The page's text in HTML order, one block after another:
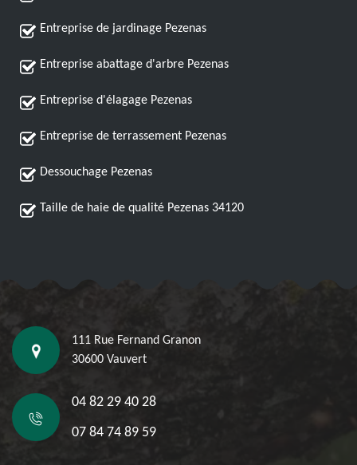
Entreprise de jardinage Pezenas
Entreprise abattage d'arbre Pezenas
Entreprise d'élagage Pezenas
Entreprise de terrassement Pezenas
Dessouchage Pezenas
Taille de haie de qualité Pezenas 34120
111 Rue Fernand Granon
30600 Vauvert
04 82 29 40 28
07 84 74 89 59